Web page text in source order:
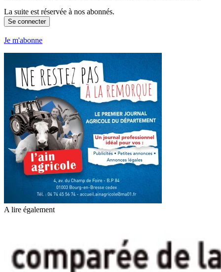
La suite est réservée à nos abonnés.
Se connecter
Je m'abonne
A lire également